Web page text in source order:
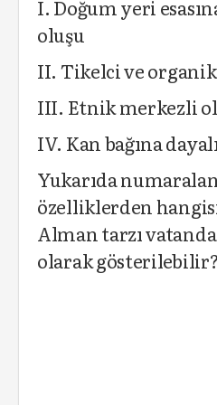
I. Doğum yeri
oluşu
II. Tikelci ve
III. Etnik merkezli
IV. Kan bağına
Yukarıda
özelliklerden
Alman tarzı
olarak gösterilebilir?